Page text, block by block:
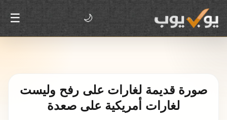
🌙
☰
صورة قديمة لغارات على رفح وليست
لغارات أمريكية على صعدة